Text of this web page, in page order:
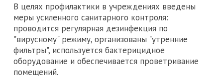
В целях профилактики в учреждениях введены
меры усиленного санитарного контроля:
проводится регулярная дезинфекция по
"вирусному" режиму, организованы "утренние
фильтры", используется бактерицидное
оборудование и обеспечивается проветривание
помещений.